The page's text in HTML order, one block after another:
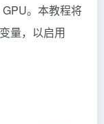
。本教程将
量，以启用